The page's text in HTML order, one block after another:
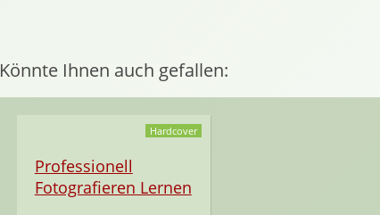
Könnte Ihnen auch gefallen:
Hardcover
Professionell
Fotografieren Lernen